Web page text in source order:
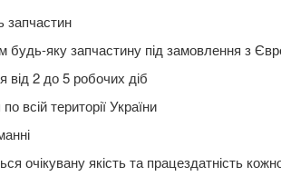
запчастин
будь-яку запчастину під замовлення з
від 2 до 5 робочих діб
всій території України
очікувану якість та працездатність